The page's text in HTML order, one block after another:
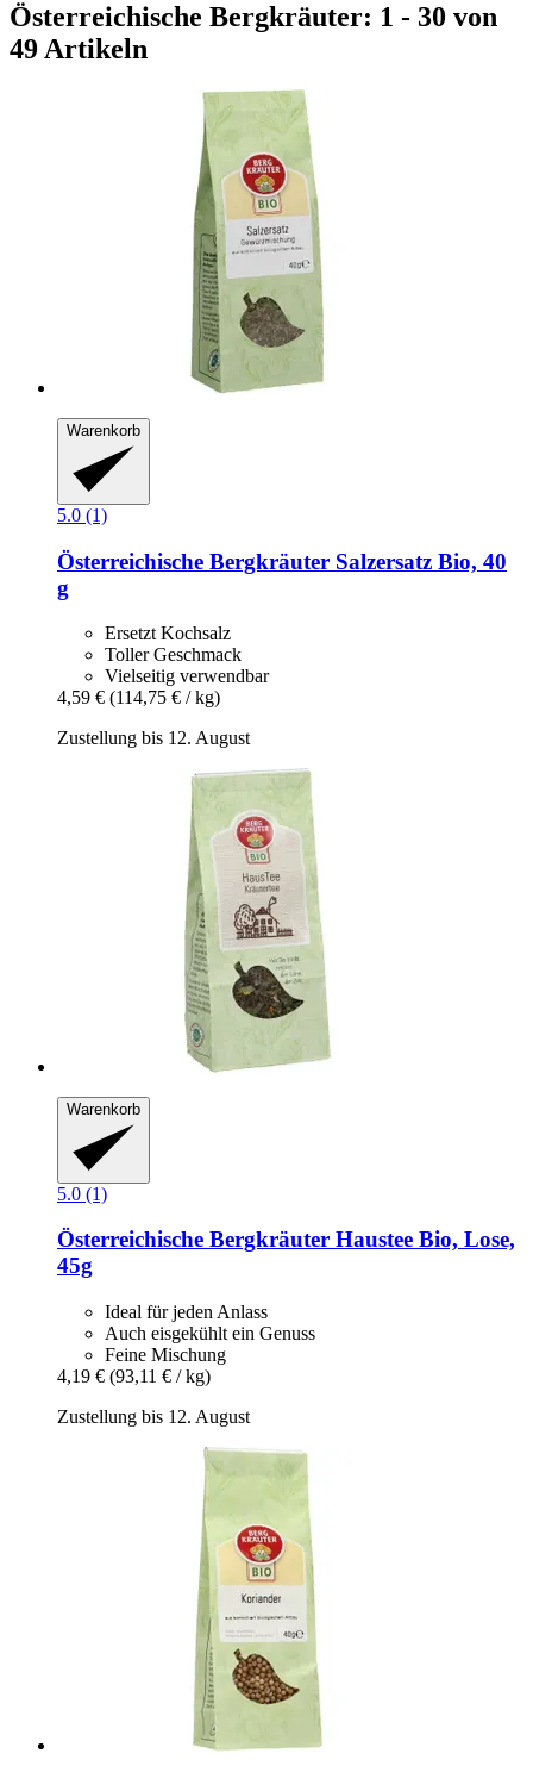
Österreichische Bergkräuter: 1 - 30 von
49 Artikeln
Warenkorb
5.0 (1)
Österreichische Bergkräuter Salzersatz Bio, 40
g
Ersetzt Kochsalz
Toller Geschmack
Vielseitig verwendbar
4,59 € (114,75 € / kg)
Zustellung bis 12. August
Warenkorb
5.0 (1)
Österreichische Bergkräuter Haustee Bio, Lose,
45g
Ideal für jeden Anlass
Auch eisgekühlt ein Genuss
Feine Mischung
4,19 € (93,11 € / kg)
Zustellung bis 12. August